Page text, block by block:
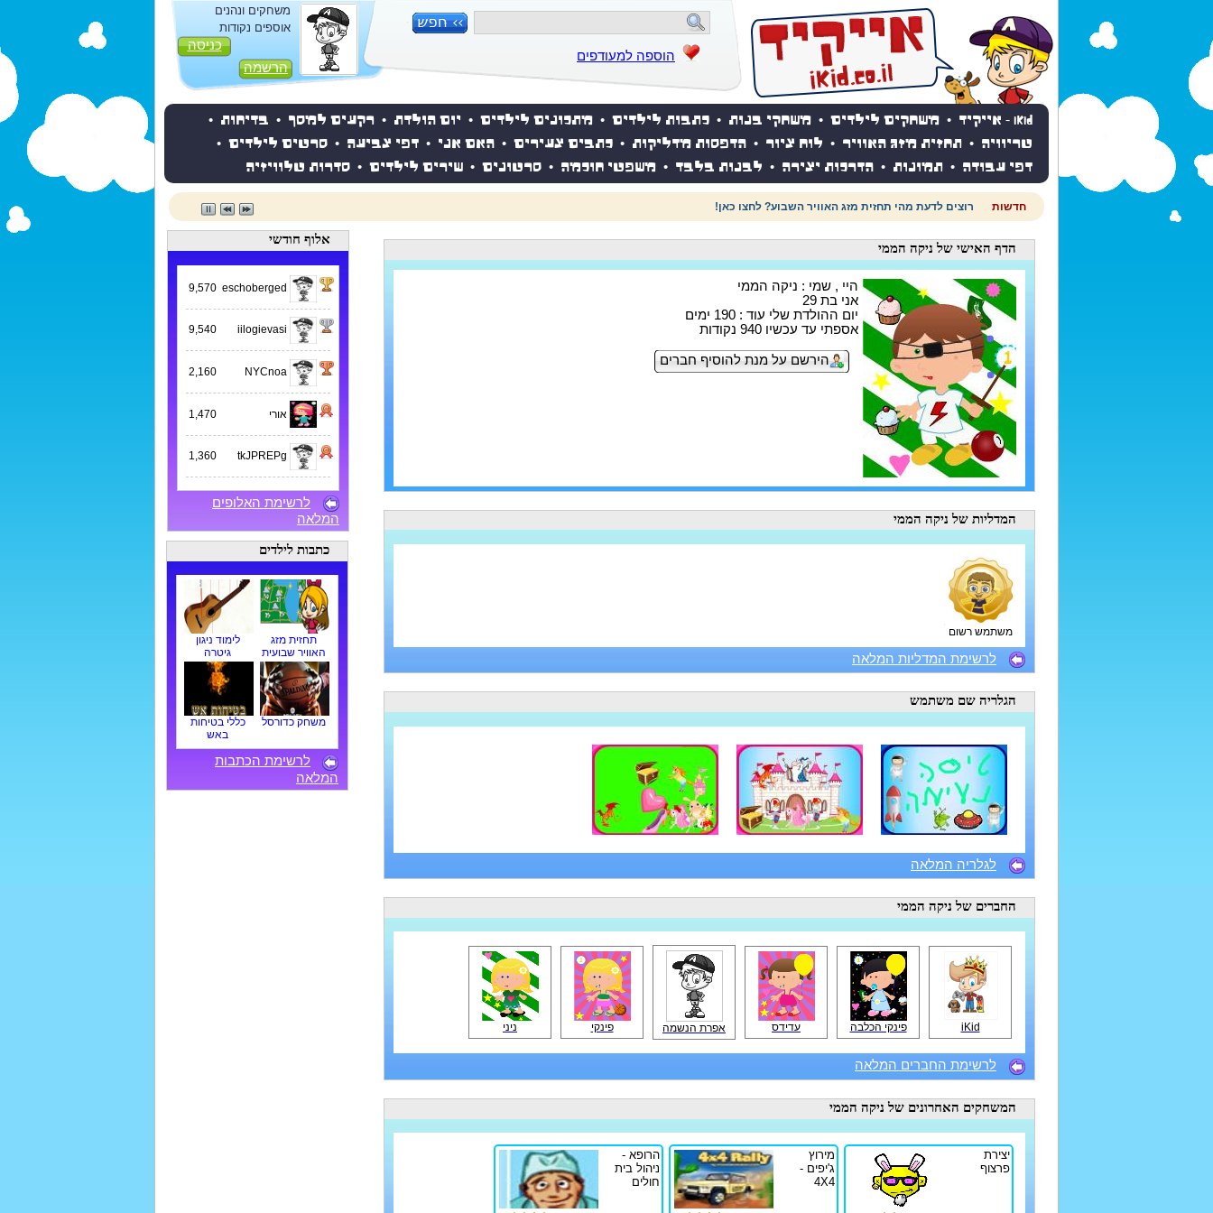
הוספה למעודפים
משחקים ונהנים
אוספים נקודות
כניסה
הרשמה
iKid - אייקיד • משחקים לילדים • משחקי בנות • כתבות לילדים • מתכונים לילדים • יום הולדת • רקעים למסך • בדיחות •
טריוויה • תחזית מזג האוויר • לוח ציור • הדפסות מדליקות • כתבים צעירים • האם אני • דפי צביעה • סרטים לילדים •
דפי עבודה • תמונות • הדרכות יצירה • לבנות בלבד • משפטי חוכמה • סרטונים • שירים לילדים • סדרות טלוויזיה
חדשות רוצים לדעת מהי תחזית מזג האוויר השבוע? לחצו כאן!
הדף האישי של ניקה הממי
היי , שמי : ניקה הממי
אני בת 29
יום ההולדת שלי עוד : 190 ימים
אספתי עד עכשיו 940 נקודות
הירשם על מנת להוסיף חברים
המדליות של ניקה הממי
משתמש רשום
לרשימת המדליות המלאה
הגלריה שם משתמש
לגלריה המלאה
החברים של ניקה הממי
iKid פינקי הכלבה עדידס אפרת הנשמה פינקי ניני
לרשימת החברים המלאה
המשחקים האחרונים של ניקה הממי
יצירת
פרצוף
מירוץ
ג'יפים -
4X4
הרופא -
ניהול בית
חולים
אלוף חודשי
9,570
9,540
2,160
אורי 1,470
1,360
לרשימת האלופים
המלאה
כתבות לילדים
תחזית מזג
האוויר שבועית
לימוד ניגון
גיטרה
משחק כדורסל
כללי בטיחות
באש
לרשימת הכתבות
המלאה